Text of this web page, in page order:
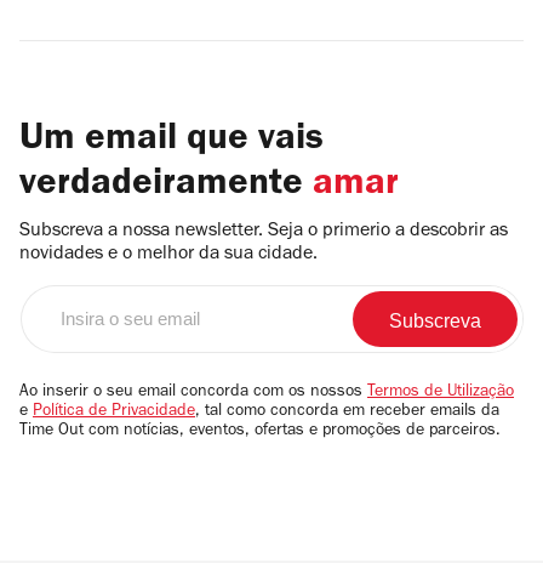
Um email que vais
verdadeiramente amar
Subscreva a nossa newsletter. Seja o primerio a descobrir as
novidades e o melhor da sua cidade.
email
Ao inserir o seu email concorda com os nossos Termos de Utilização
e Política de Privacidade, tal como concorda em receber emails da
Time Out com notícias, eventos, ofertas e promoções de parceiros.